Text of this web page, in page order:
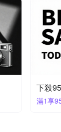
下殺
滿1享